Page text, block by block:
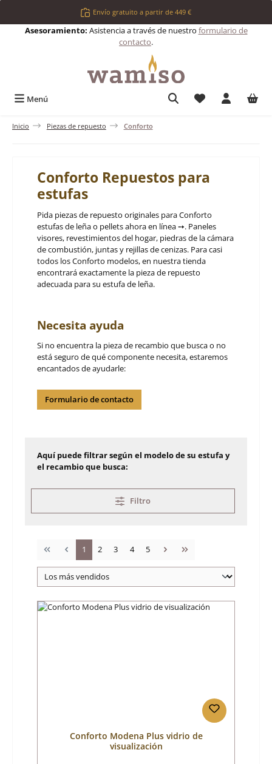
Saltar al contenido principalEnvío gratuito a partir de 449 €
Asesoramiento: Asistencia a través de nuestro formulario de
contacto.
Menú Tienes 0
Inicio Piezas de repuesto Conforto
Conforto Repuestos para
estufas
Pida piezas de repuesto originales para Conforto
estufas de leña o pellets ahora en línea ➙. Paneles
visores, revestimientos del hogar, piedras de la cámara
de combustión, juntas y rejillas de cenizas. Para casi
todos los Conforto modelos, en nuestra tienda
encontrará exactamente la pieza de repuesto
adecuada para su estufa de leña.
Necesita ayuda
Si no encuentra la pieza de recambio que busca o no
está seguro de qué componente necesita, estaremos
encantados de ayudarle:
Formulario de contacto
Aquí puede filtrar según el modelo de su estufa y
el recambio que busca:
Filtro
Página
1 Página
2 Página
3 Página
4 Página
5
Conforto Modena Plus vidrio de
visualización